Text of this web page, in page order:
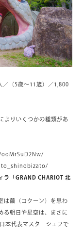
／（5歳～11歳）／1,800
よりいくつかの種類があ
ラ「GRAND CHARIOT 北
は繭（コクーン）を思わ
る朝日や星空は、まさに
本代表マスターシェフで